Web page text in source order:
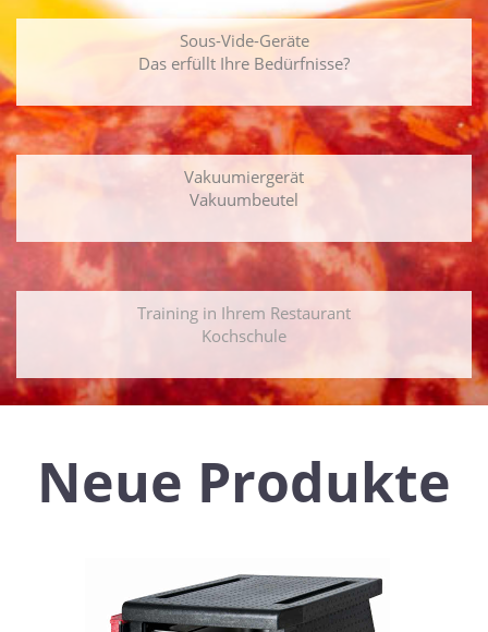
Sous-Vide-Geräte
Das erfüllt Ihre Bedürfnisse?
Vakuumiergerät
Vakuumbeutel
Training in Ihrem Restaurant
Kochschule
Neue Produkte